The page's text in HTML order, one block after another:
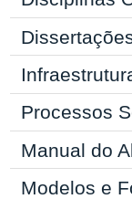
Processos
Manual do
Modelos e